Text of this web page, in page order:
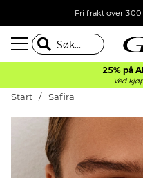
Fri frakt over 300
25% på
Ved
Start Safira